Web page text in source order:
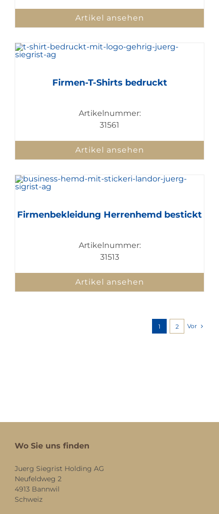
Artikel ansehen
Firmen-T-Shirts bedruckt
Artikelnummer:
31561
Artikel ansehen
Firmenbekleidung Herrenhemd bestickt
Artikelnummer:
31513
Artikel ansehen
1 2 Vor
Wo Sie uns finden
Juerg Siegrist Holding AG
Neufeldweg 2
4913 Bannwil
Schweiz